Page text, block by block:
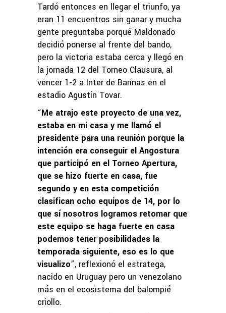
Tardó entonces en llegar el triunfo, ya
eran 11 encuentros sin ganar y mucha
gente preguntaba porqué Maldonado
decidió ponerse al frente del bando,
pero la victoria estaba cerca y llegó en
la jornada 12 del Torneo Clausura, al
vencer 1-2 a Inter de Barinas en el
estadio Agustín Tovar.
“Me atrajo este proyecto de una vez,
estaba en mi casa y me llamó el
presidente para una reunión porque la
intención era conseguir el Angostura
que participó en el Torneo Apertura,
que se hizo fuerte en casa, fue
segundo y en esta competición
clasifican ocho equipos de 14, por lo
que sí nosotros logramos retomar que
este equipo se haga fuerte en casa
podemos tener posibilidades la
temporada siguiente, eso es lo que
visualizo”, reflexionó el estratega,
nacido en Uruguay pero un venezolano
más en el ecosistema del balompié
criollo.